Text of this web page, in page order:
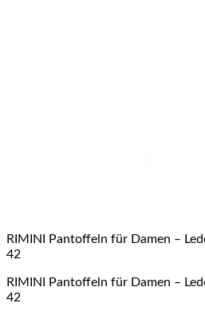
RIMINI Pantoffeln für Damen –
42
RIMINI Pantoffeln für Damen –
42